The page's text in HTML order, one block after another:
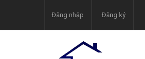
Đăng nhập Đăng ký